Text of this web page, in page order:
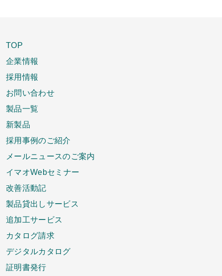
TOP
企業情報
採用情報
お問い合わせ
製品一覧
新製品
採用事例のご紹介
メールニュースのご案内
イマオWebセミナー
改善活動記
製品貸出しサービス
追加工サービス
カタログ請求
デジタルカタログ
証明書発行